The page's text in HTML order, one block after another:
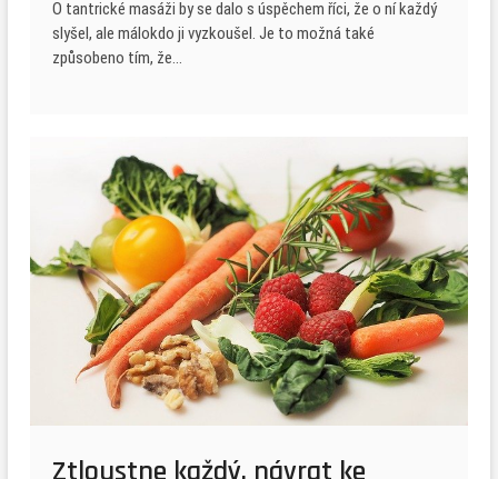
O tantrické masáži by se dalo s úspěchem říci, že o ní každý
slyšel, ale málokdo ji vyzkoušel. Je to možná také
způsobeno tím, že…